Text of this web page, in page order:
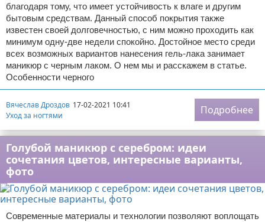
благодаря тому, что имеет устойчивость к влаге и другим
бытовым средствам. Данный способ покрытия также
известен своей долговечностью, с ним можно проходить как
минимум одну-две недели спокойно. Достойное место среди
всех возможных вариантов нанесения гель-лака занимает
маникюр с черным лаком. О нем мы и расскажем в статье.
Особенности черного
Вячеслав Дроздов 17-02-2021 10:41
Уход за ногтями
Подробнее
Голубой маникюр с серебром: идеи
сочетания цветов, интересные варианты,
фото
Современные материалы и технологии позволяют воплощать